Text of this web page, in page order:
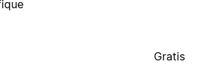
Gratis